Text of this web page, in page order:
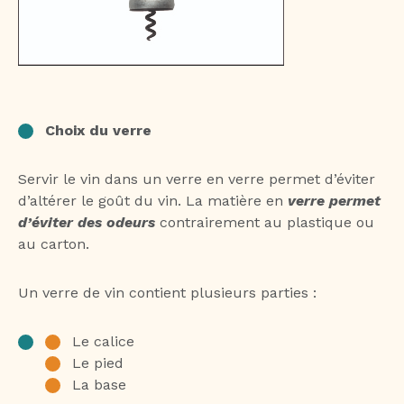
Choix du verre
Servir le vin dans un verre en verre permet d’éviter
d’altérer le goût du vin. La matière en verre permet
d’éviter des odeurs contrairement au plastique ou
au carton.
Un verre de vin contient plusieurs parties :
Le calice
Le pied
La base